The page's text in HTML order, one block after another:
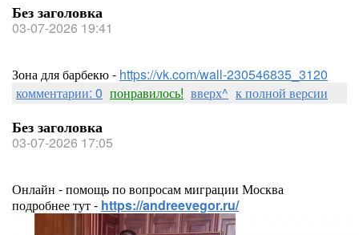
Без заголовка
03-07-2026 19:41
Зона для барбекю - https://vk.com/wall-230546835_3120
комментарии: 0 понравилось! вверх^ к полной версии
Без заголовка
03-07-2026 17:05
Онлайн - помощь по вопросам миграции Москва
подробнее тут - https://andreevegor.ru/